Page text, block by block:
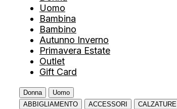
Uomo
Bambina
Bambino
Autunno Inverno
Primavera Estate
Outlet
Gift Card
Donna
Uomo
ABBIGLIAMENTO
ACCESSORI CALZATURE